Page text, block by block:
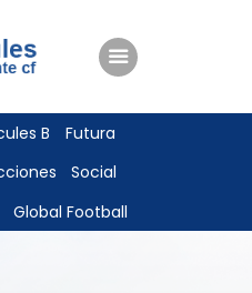
B
Futura
Social
Global Football